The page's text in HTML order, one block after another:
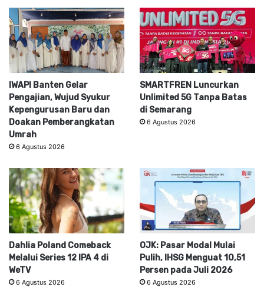
IWAPI Banten Gelar
Pengajian, Wujud Syukur
Kepengurusan Baru dan
Doakan Pemberangkatan
Umrah
6 Agustus 2026
SMARTFREN Luncurkan
Unlimited 5G Tanpa Batas
di Semarang
6 Agustus 2026
Dahlia Poland Comeback
Melalui Series 12 IPA 4 di
WeTV
6 Agustus 2026
OJK: Pasar Modal Mulai
Pulih, IHSG Menguat 10,51
Persen pada Juli 2026
6 Agustus 2026